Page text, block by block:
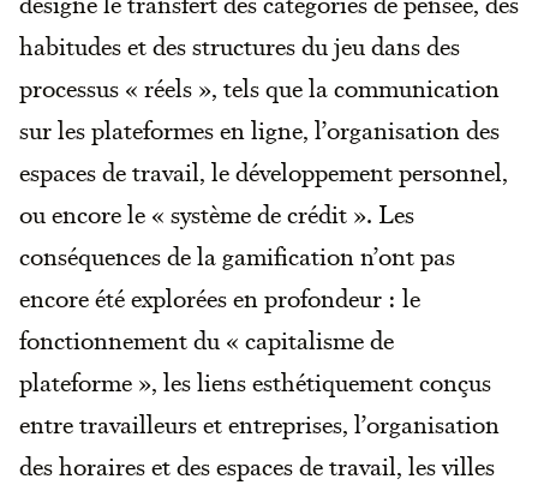
habitudes et des structures du jeu dans des
processus « réels », tels que la communication
sur les plateformes en ligne, l’organisation des
espaces de travail, le développement personnel,
ou encore le « système de crédit ». Les
conséquences de la gamification n’ont pas
encore été explorées en profondeur : le
fonctionnement du « capitalisme de
plateforme », les liens esthétiquement conçus
entre travailleurs et entreprises, l’organisation
des horaires et des espaces de travail, les villes